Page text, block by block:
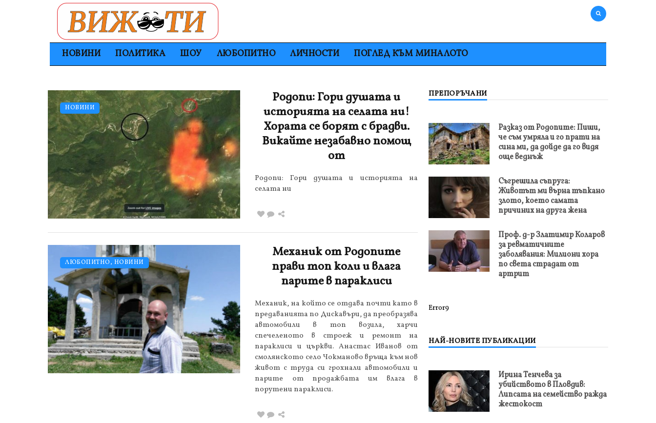
НОВИНИ ПОЛИТИКА ШОУ ЛЮБОПИТНО ЛИЧНОСТИ ПОГЛЕД КЪМ МИНАЛОТО
НОВИНИ
Родопи: Гори душата и
историята на селата ни!
Хората се борят с брадви.
Викайте незабавно помощ
от
Родопи: Гори душата и историята на
селата ни
ЛЮБОПИТНО, НОВИНИ
Механик от Родопите
прави топ коли и влага
парите в параклиси
Механик, на който се отдава почти като в
предаванията по Дискавъри, да преобразява
автомобили в топ возила, харчи
спечеленото в строеж и ремонт на
параклиси и църкви. Анастас Иванов от
смолянското село Чокманово връща към нов
живот с труда си грохнали автомобили и
парите от продажбата им влага в
порутени параклиси.
ПРЕПОРЪЧАНИ
Разказ от Родопите: Пиши,
че съм умряла и го прати на
сина ми, да дойде да го видя
още веднъж
Съгрешила съпруга:
Животът ми върна тъпкано
злото, което самата
причиних на друга жена
Проф. д-р Златимир Коларов
за ревматичните
заболявания: Милиони хора
по света страдат от
артрит
Error9
НАЙ-НОВИТЕ ПУБЛИКАЦИИ
Ирина Тенчева за
убийството в Пловдив:
Липсата на семейство ражда
жестокост